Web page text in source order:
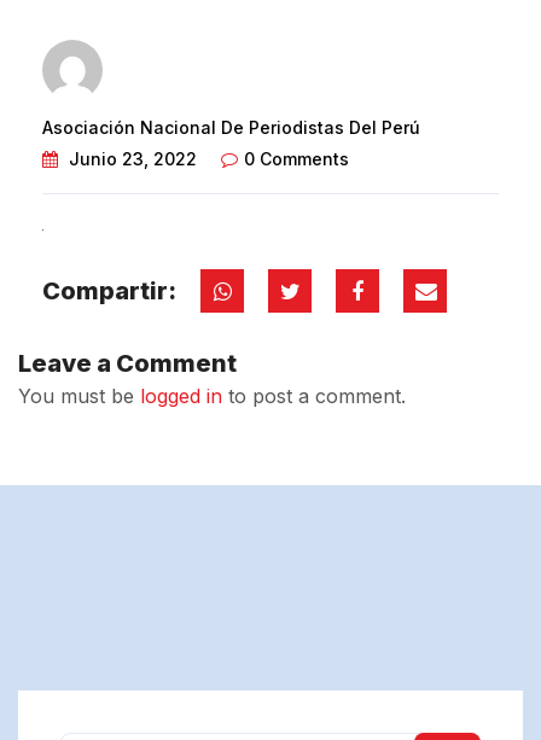
Asociación Nacional De Periodistas Del Perú
Junio 23, 2022
0 Comments
Compartir:
Leave a Comment
You must be logged in to post a comment.